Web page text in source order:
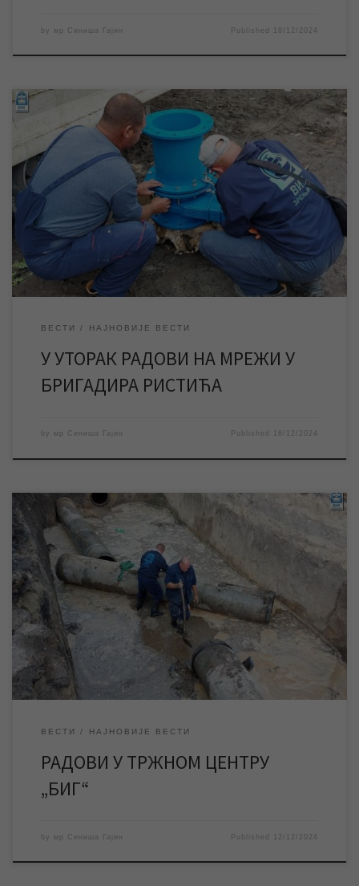
by мр Синиша Гајин Published 18/12/2024
ЈКП „Водовод и канализација“ Зрењанин ће у уторак изводити
радове на мрежи у насељу Бригадира Ристића, због чега ће у
истом и делу Дуванике у преподневним часовима доћи до
прекида водоснабдевања. У уторак 17. децембра ЈКП
„Водовод и канализација“ Зрењанин изводиће радове на
замени затварача на водоводној мрежи у насељу […]
ВЕСТИ НАЈНОВИЈЕ ВЕСТИ
У УТОРАК РАДОВИ НА МРЕЖИ У
БРИГАДИРА РИСТИЋА
by мр Синиша Гајин Published 16/12/2024
НАЈНОВИЈЕ ИНФОРМАЦИЈЕ: Због отежаних услова рада,
односно присуства већег броја подземних инсталација око
самог места извођења радова, време завршетка радова на
замени дела водоводне мреже у тржном центру „БИГ“ се
помера на 15 часова. ЈКП „Водовод и канализација“ Зрењанин
ће у петак изводити радове на водоводној мрежи у тржном
центру […]
ВЕСТИ НАЈНОВИЈЕ ВЕСТИ
РАДОВИ У ТРЖНОМ ЦЕНТРУ
„БИГ“
by мр Синиша Гајин Published 12/12/2024